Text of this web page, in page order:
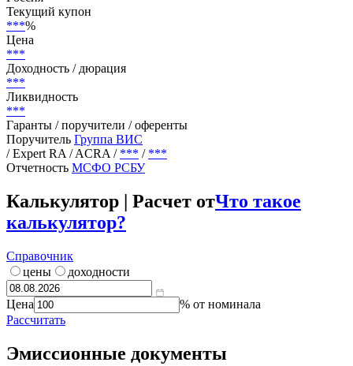
***
Страна риска
Россия
Текущий купон
***
Цена
***
Доходность / дюрация
***
Ликвидность
***
Поручитель
Группа ВИС
/ Expert RA / ACRA/ ***/***
Отчетность МСФОРСБУ
Калькулятор | Расчет от
калькулятор?
Справочник
цены
Цена
% от номинала